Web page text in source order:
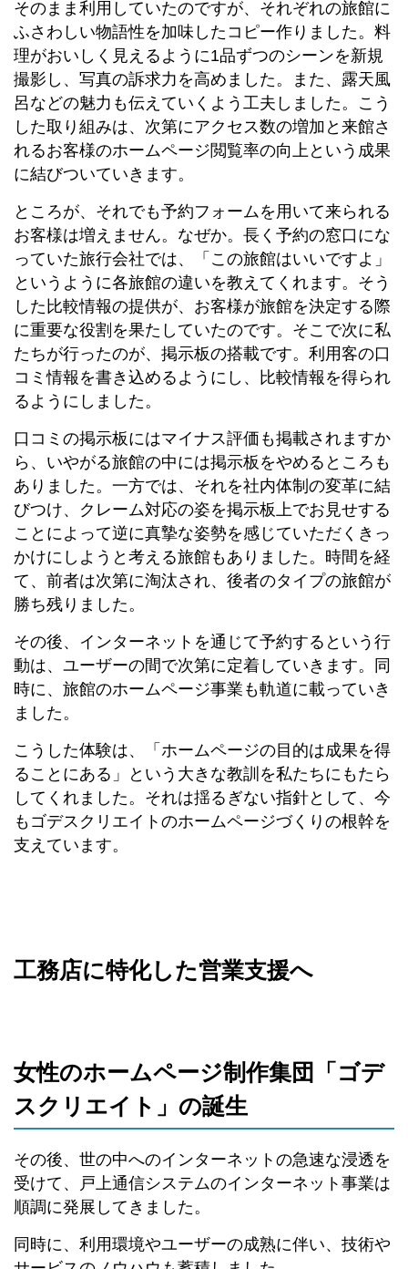
そのまま利用していたのですが、それぞれの旅館に
ふさわしい物語性を加味したコピー作りました。料
理がおいしく見えるように1品ずつのシーンを新規
撮影し、写真の訴求力を高めました。また、露天風
呂などの魅力も伝えていくよう工夫しました。こう
した取り組みは、次第にアクセス数の増加と来館さ
れるお客様のホームページ閲覧率の向上という成果
に結びついていきます。
ところが、それでも予約フォームを用いて来られる
お客様は増えません。なぜか。長く予約の窓口にな
っていた旅行会社では、「この旅館はいいですよ」
というように各旅館の違いを教えてくれます。そう
した比較情報の提供が、お客様が旅館を決定する際
に重要な役割を果たしていたのです。そこで次に私
たちが行ったのが、掲示板の搭載です。利用客の口
コミ情報を書き込めるようにし、比較情報を得られ
るようにしました。
口コミの掲示板にはマイナス評価も掲載されますか
ら、いやがる旅館の中には掲示板をやめるところも
ありました。一方では、それを社内体制の変革に結
びつけ、クレーム対応の姿を掲示板上でお見せする
ことによって逆に真摯な姿勢を感じていただくきっ
かけにしようと考える旅館もありました。時間を経
て、前者は次第に淘汰され、後者のタイプの旅館が
勝ち残りました。
その後、インターネットを通じて予約するという行
動は、ユーザーの間で次第に定着していきます。同
時に、旅館のホームページ事業も軌道に載っていき
ました。
こうした体験は、「ホームページの目的は成果を得
ることにある」という大きな教訓を私たちにもたら
してくれました。それは揺るぎない指針として、今
もゴデスクリエイトのホームページづくりの根幹を
支えています。
工務店に特化した営業支援へ
女性のホームページ制作集団「ゴデ
スクリエイト」の誕生
その後、世の中へのインターネットの急速な浸透を
受けて、戸上通信システムのインターネット事業は
順調に発展してきました。
同時に、利用環境やユーザーの成熟に伴い、技術や